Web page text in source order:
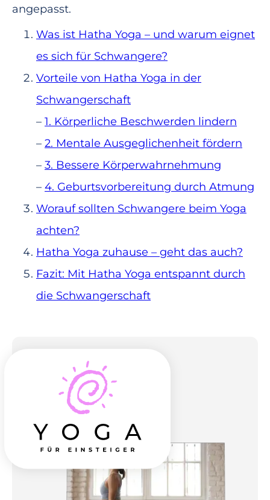
angepasst.
Was ist Hatha Yoga – und warum eignet
es sich für Schwangere?
Vorteile von Hatha Yoga in der
Schwangerschaft
– 1. Körperliche Beschwerden lindern
– 2. Mentale Ausgeglichenheit fördern
– 3. Bessere Körperwahrnehmung
– 4. Geburtsvorbereitung durch Atmung
Worauf sollten Schwangere beim Yoga
achten?
Hatha Yoga zuhause – geht das auch?
Fazit: Mit Hatha Yoga entspannt durch
die Schwangerschaft